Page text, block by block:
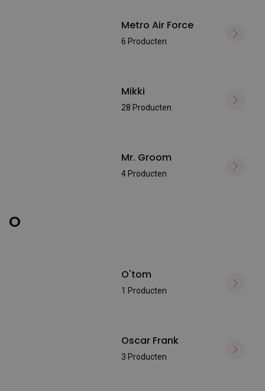
Metro Air Force
6 Producten
Mikki
28 Producten
Mr. Groom
4 Producten
O
O'tom
1 Producten
Oscar Frank
3 Producten